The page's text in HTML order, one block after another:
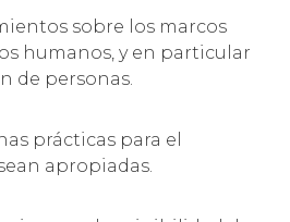
sobre los marcos
humanos, y en particular
de personas.
prácticas para el
apropiadas.